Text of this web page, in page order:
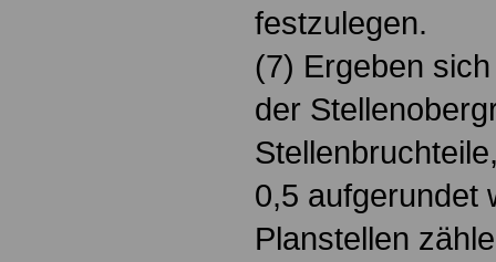
festzulegen.
(7) Ergeben
der
0,5 aufgerundet
Planstellen